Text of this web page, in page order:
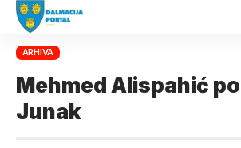
ARHIVA
Mehmed Alispahić
Junak